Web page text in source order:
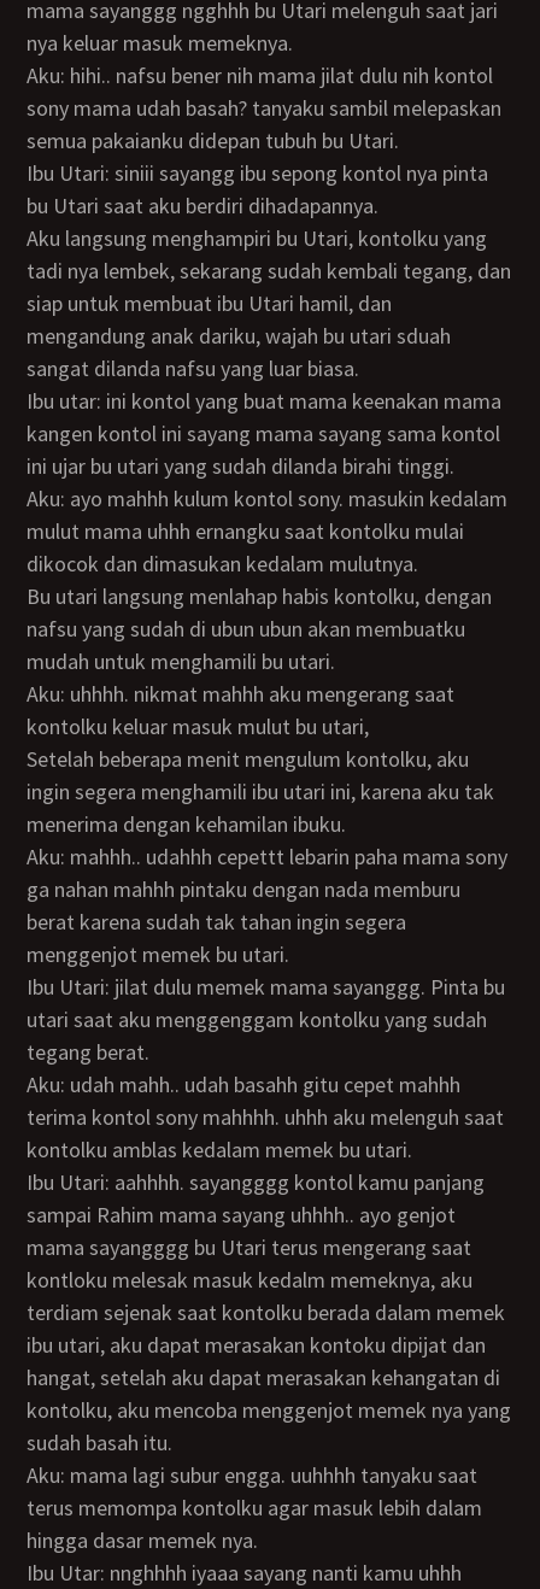
mama sayanggg ngghhh bu Utari melenguh saat jari
nya keluar masuk memeknya.
Aku: hihi.. nafsu bener nih mama jilat dulu nih kontol
sony mama udah basah? tanyaku sambil melepaskan
semua pakaianku didepan tubuh bu Utari.
Ibu Utari: siniii sayangg ibu sepong kontol nya pinta
bu Utari saat aku berdiri dihadapannya.
Aku langsung menghampiri bu Utari, kontolku yang
tadi nya lembek, sekarang sudah kembali tegang, dan
siap untuk membuat ibu Utari hamil, dan
mengandung anak dariku, wajah bu utari sduah
sangat dilanda nafsu yang luar biasa.
Ibu utar: ini kontol yang buat mama keenakan mama
kangen kontol ini sayang mama sayang sama kontol
ini ujar bu utari yang sudah dilanda birahi tinggi.
Aku: ayo mahhh kulum kontol sony. masukin kedalam
mulut mama uhhh ernangku saat kontolku mulai
dikocok dan dimasukan kedalam mulutnya.
Bu utari langsung menlahap habis kontolku, dengan
nafsu yang sudah di ubun ubun akan membuatku
mudah untuk menghamili bu utari.
Aku: uhhhh. nikmat mahhh aku mengerang saat
kontolku keluar masuk mulut bu utari,
Setelah beberapa menit mengulum kontolku, aku
ingin segera menghamili ibu utari ini, karena aku tak
menerima dengan kehamilan ibuku.
Aku: mahhh.. udahhh cepettt lebarin paha mama sony
ga nahan mahhh pintaku dengan nada memburu
berat karena sudah tak tahan ingin segera
menggenjot memek bu utari.
Ibu Utari: jilat dulu memek mama sayanggg. Pinta bu
utari saat aku menggenggam kontolku yang sudah
tegang berat.
Aku: udah mahh.. udah basahh gitu cepet mahhh
terima kontol sony mahhhh. uhhh aku melenguh saat
kontolku amblas kedalam memek bu utari.
Ibu Utari: aahhhh. sayangggg kontol kamu panjang
sampai Rahim mama sayang uhhhh.. ayo genjot
mama sayangggg bu Utari terus mengerang saat
kontloku melesak masuk kedalm memeknya, aku
terdiam sejenak saat kontolku berada dalam memek
ibu utari, aku dapat merasakan kontoku dipijat dan
hangat, setelah aku dapat merasakan kehangatan di
kontolku, aku mencoba menggenjot memek nya yang
sudah basah itu.
Aku: mama lagi subur engga. uuhhhh tanyaku saat
terus memompa kontolku agar masuk lebih dalam
hingga dasar memek nya.
Ibu Utar: nnghhhh iyaaa sayang nanti kamu uhhh